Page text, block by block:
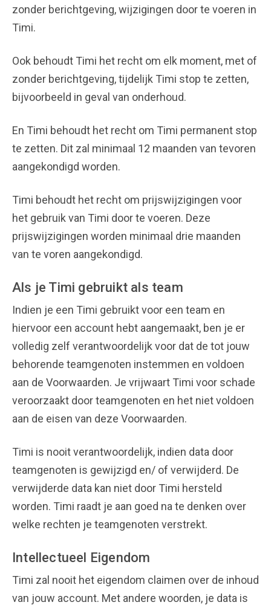
zonder berichtgeving, wijzigingen door te voeren in
Timi.
Ook behoudt Timi het recht om elk moment, met of
zonder berichtgeving, tijdelijk Timi stop te zetten,
bijvoorbeeld in geval van onderhoud.
En Timi behoudt het recht om Timi permanent stop
te zetten. Dit zal minimaal 12 maanden van tevoren
aangekondigd worden.
Timi behoudt het recht om prijswijzigingen voor
het gebruik van Timi door te voeren. Deze
prijswijzigingen worden minimaal drie maanden
van te voren aangekondigd.
Als je Timi gebruikt als team
Indien je een Timi gebruikt voor een team en
hiervoor een account hebt aangemaakt, ben je er
volledig zelf verantwoordelijk voor dat de tot jouw
behorende teamgenoten instemmen en voldoen
aan de Voorwaarden. Je vrijwaart Timi voor schade
veroorzaakt door teamgenoten en het niet voldoen
aan de eisen van deze Voorwaarden.
Timi is nooit verantwoordelijk, indien data door
teamgenoten is gewijzigd en/ of verwijderd. De
verwijderde data kan niet door Timi hersteld
worden. Timi raadt je aan goed na te denken over
welke rechten je teamgenoten verstrekt.
Intellectueel Eigendom
Timi zal nooit het eigendom claimen over de inhoud
van jouw account. Met andere woorden, je data is